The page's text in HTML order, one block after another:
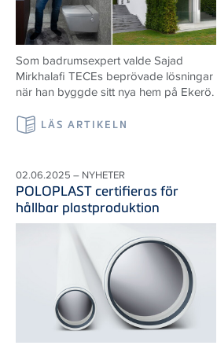
Som badrumsexpert valde Sajad
Mirkhalafi TECEs beprövade lösningar
när han byggde sitt nya hem på Ekerö.
LÄS ARTIKELN
02.06.2025 – NYHETER
POLOPLAST certifieras för
hållbar plastproduktion